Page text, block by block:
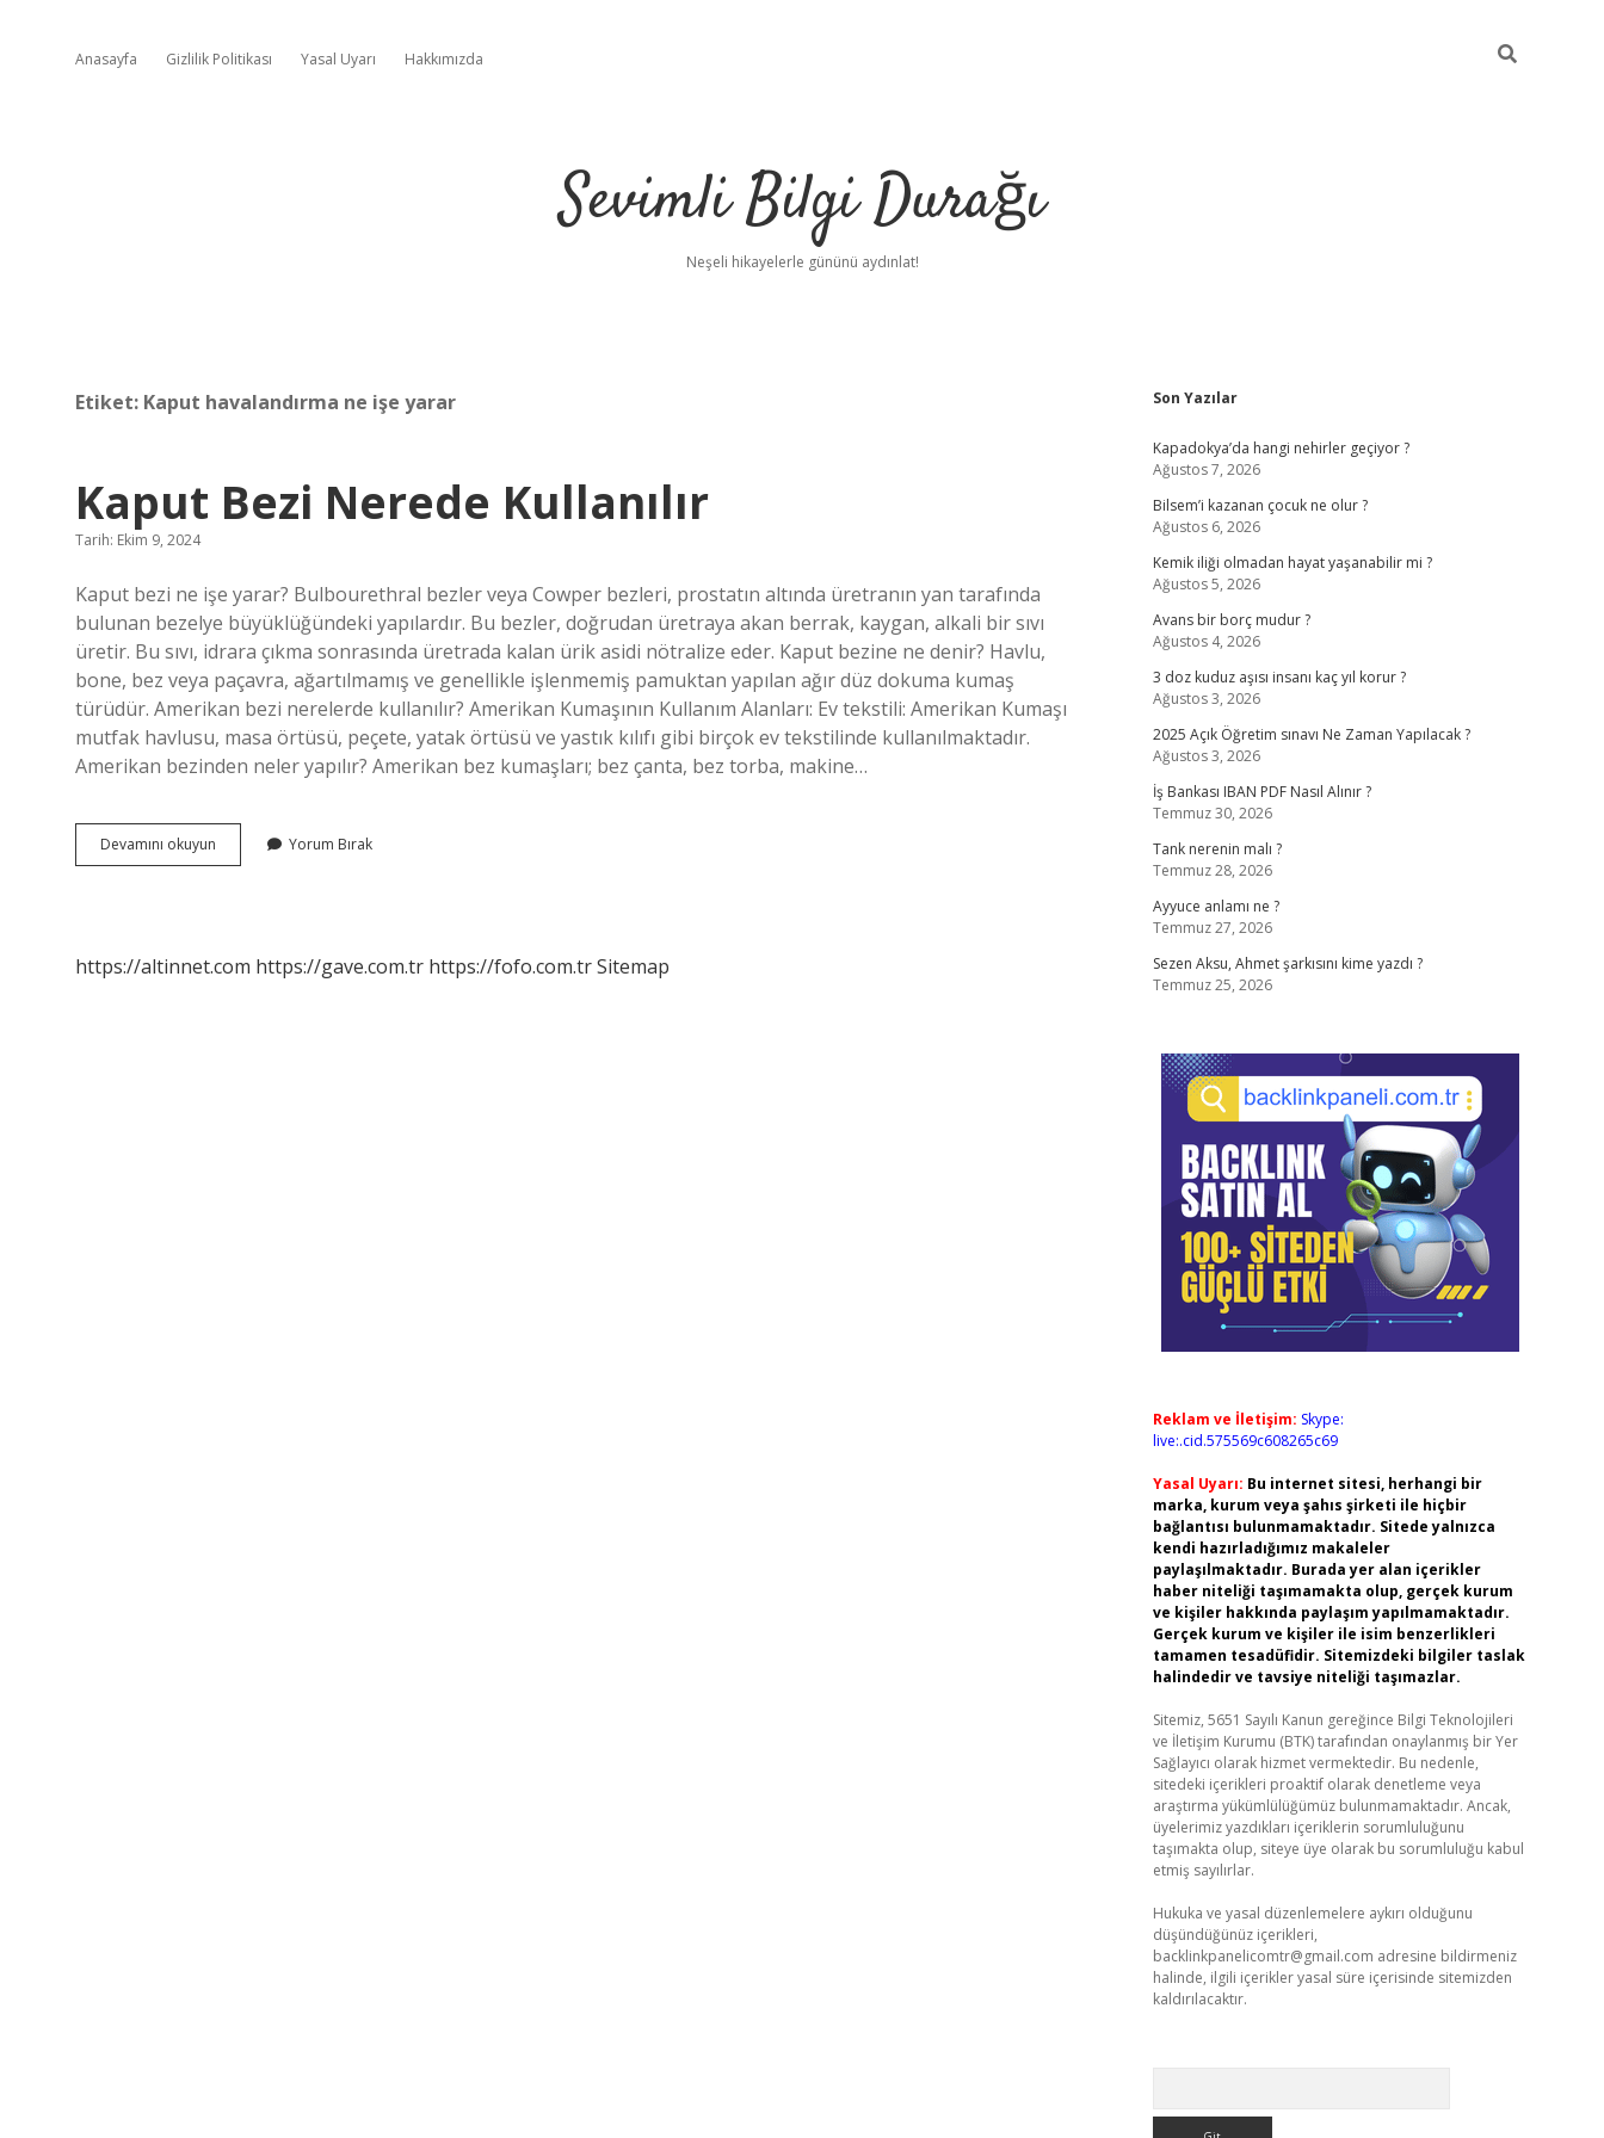
Anasayfa Gizlilik Politikası Yasal Uyarı Hakkımızda
Sevimli Bilgi Durağı
Neşeli hikayelerle gününü aydınlat!
Etiket: Kaput havalandırma ne işe yarar
Kaput Bezi Nerede Kullanılır
Tarih: Ekim 9, 2024
Kaput bezi ne işe yarar? Bulbourethral bezler veya Cowper bezleri, prostatın altında üretranın yan tarafında
bulunan bezelye büyüklüğündeki yapılardır. Bu bezler, doğrudan üretraya akan berrak, kaygan, alkali bir sıvı
üretir. Bu sıvı, idrara çıkma sonrasında üretrada kalan ürik asidi nötralize eder. Kaput bezine ne denir? Havlu,
bone, bez veya paçavra, ağartılmamış ve genellikle işlenmemiş pamuktan yapılan ağır düz dokuma kumaş
türüdür. Amerikan bezi nerelerde kullanılır? Amerikan Kumaşının Kullanım Alanları: Ev tekstili: Amerikan Kumaşı
mutfak havlusu, masa örtüsü, peçete, yatak örtüsü ve yastık kılıfı gibi birçok ev tekstilinde kullanılmaktadır.
Amerikan bezinden neler yapılır? Amerikan bez kumaşları; bez çanta, bez torba, makine…
Devamını okuyun
Bezi
Yorum Bırak
https://altinnet.com https://gave.com.tr https://fofo.com.trSitemap
Sidebar
Son Yazılar
Kapadokya’da hangi nehirler geçiyor ?
Ağustos 7, 2026
Bilsem’i kazanan çocuk ne olur ?
Ağustos 6, 2026
Kemik iliği olmadan hayat yaşanabilir mi ?
Ağustos 5, 2026
Avans bir borç mudur ?
Ağustos 4, 2026
3 doz kuduz aşısı insanı kaç yıl korur ?
Ağustos 3, 2026
2025 Açık Öğretim sınavı Ne Zaman Yapılacak ?
Ağustos 3, 2026
İş Bankası IBAN PDF Nasıl Alınır ?
Temmuz 30, 2026
Tank nerenin malı ?
Temmuz 28, 2026
Ayyuce anlamı ne ?
Temmuz 27, 2026
Sezen Aksu, Ahmet şarkısını kime yazdı ?
Temmuz 25, 2026
Reklam ve İletişim: Skype:
live:.cid.575569c608265c69
Yasal Uyarı: Bu internet sitesi, herhangi bir
marka, kurum veya şahıs şirketi ile hiçbir
bağlantısı bulunmamaktadır. Sitede yalnızca
kendi hazırladığımız makaleler
paylaşılmaktadır. Burada yer alan içerikler
haber niteliği taşımamakta olup, gerçek kurum
ve kişiler hakkında paylaşım yapılmamaktadır.
Gerçek kurum ve kişiler ile isim benzerlikleri
tamamen tesadüfidir. Sitemizdeki bilgiler taslak
halindedir ve tavsiye niteliği taşımazlar.
Sitemiz, 5651 Sayılı Kanun gereğince Bilgi Teknolojileri
ve İletişim Kurumu (BTK) tarafından onaylanmış bir Yer
Sağlayıcı olarak hizmet vermektedir. Bu nedenle,
sitedeki içerikleri proaktif olarak denetleme veya
araştırma yükümlülüğümüz bulunmamaktadır. Ancak,
üyelerimiz yazdıkları içeriklerin sorumluluğunu
taşımakta olup, siteye üye olarak bu sorumluluğu kabul
etmiş sayılırlar.
Hukuka ve yasal düzenlemelere aykırı olduğunu
düşündüğünüz içerikleri,
backlinkpanelicomtr@gmail.com adresine bildirmeniz
halinde, ilgili içerikler yasal süre içerisinde sitemizden
kaldırılacaktır.